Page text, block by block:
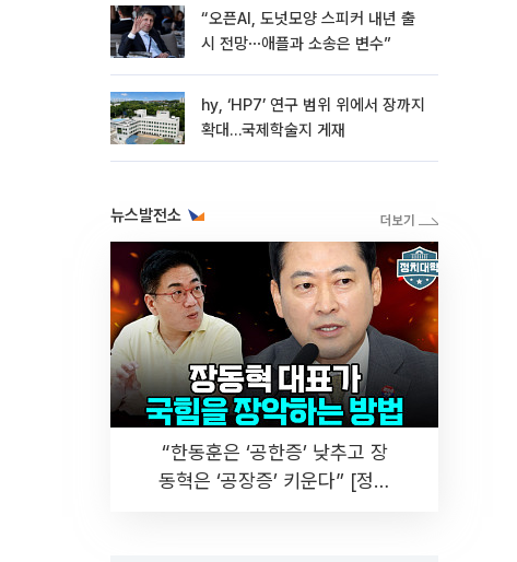
“오픈AI, 도넛모양 스피커 내년 출
시 전망⋯애플과 소송은 변수”
hy, ‘HP7’ 연구 범위 위에서 장까지
확대…국제학술지 게재
뉴스발전소
“한동훈은 ‘공한증’ 낮추고 장
동혁은 ‘공장증’ 키운다” [정치